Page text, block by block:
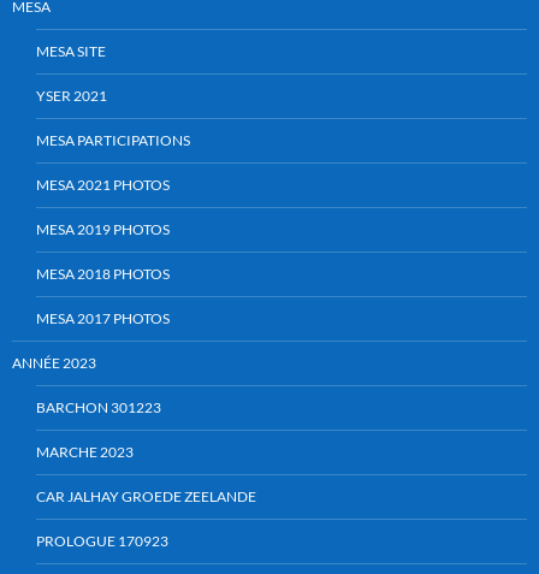
MESA
MESA SITE
YSER 2021
MESA PARTICIPATIONS
MESA 2021 PHOTOS
MESA 2019 PHOTOS
MESA 2018 PHOTOS
MESA 2017 PHOTOS
ANNÉE 2023
BARCHON 301223
MARCHE 2023
CAR JALHAY GROEDE ZEELANDE
PROLOGUE 170923